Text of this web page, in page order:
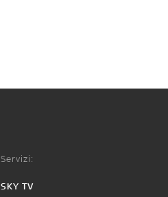
Servizi:
SKY TV